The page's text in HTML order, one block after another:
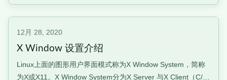
巧信息安全
12月 28, 2020
X Window 设置介绍
Linux上面的图形用户界面模式称为X Window System，简称
为X或X11。X Window System分为X Server 与X Client（C/S